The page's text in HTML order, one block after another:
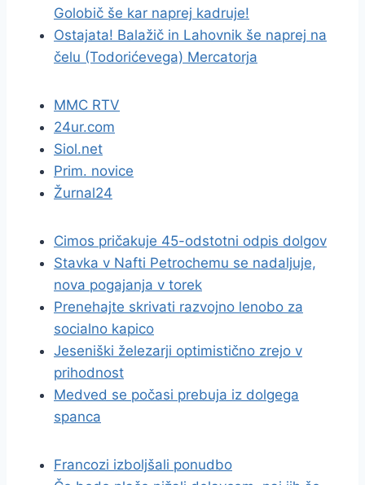
Golobič še kar naprej kadruje!
Ostajata! Balažič in Lahovnik še naprej na
čelu (Todorićevega) Mercatorja
MMC RTV
24ur.com
Siol.net
Prim. novice
Žurnal24
Cimos pričakuje 45-odstotni odpis dolgov
Stavka v Nafti Petrochemu se nadaljuje,
nova pogajanja v torek
Prenehajte skrivati razvojno lenobo za
socialno kapico
Jeseniški železarji optimistično zrejo v
prihodnost
Medved se počasi prebuja iz dolgega
spanca
Francozi izboljšali ponudbo